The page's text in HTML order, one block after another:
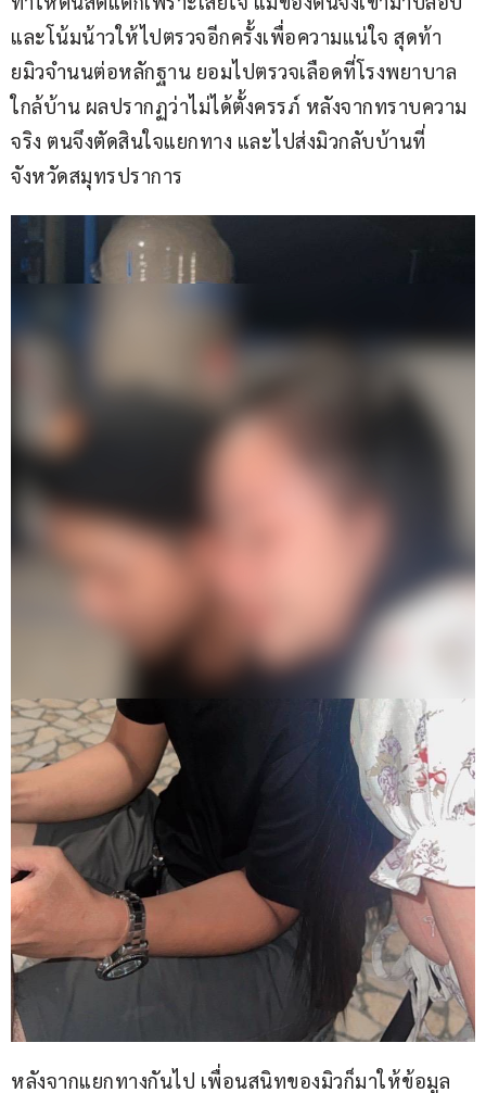
และโน้มน้าวให้ไปตรวจอีกครั้งเพื่อความแน่ใจ สุดท้า
ยมิวจำนนต่อหลักฐาน ยอมไปตรวจเลือดที่โรงพยาบาล
ใกล้บ้าน ผลปรากฏว่าไม่ได้ตั้งครรภ์ หลังจากทราบความ
จริง ตนจึงตัดสินใจแยกทาง และไปส่งมิวกลับบ้านที่
จังหวัดสมุทรปราการ
หลังจากแยกทางกันไป เพื่อนสนิทของมิวก็มาให้ข้อมูล